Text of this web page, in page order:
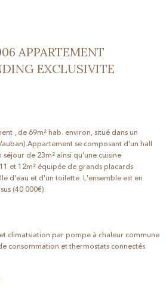
APPARTEMENT
EXCLUSIVITE
, de 69m² hab. environ, situé dans un
se composant d'un hall
de 23m² ainsi qu'une cuisine
et 12m² équipée de grands placards
d'eau et d'un toilette. L'ensemble est en
(40 000€).
climatsiation par pompe à chaleur commune
consommation et thermostats connectés